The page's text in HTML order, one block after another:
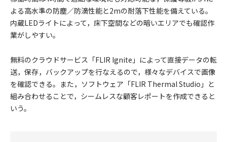
よる高水準の防塵／防滴性能と2mの耐落下性能を備えている。
内蔵LEDライトによって，床下空間などの暗いエリアでも確認作
業がしやすい。
無料のクラウドサービス「FLIR Ignite」によって直接データの転
送，保存，バックアップを行なえるので，様々なデバイスで画像
を確認できる。また，ソフトウェア「FLIR Thermal Studio」と
組み合わせることで，シームレスな顧客レポートを作成できると
いう。